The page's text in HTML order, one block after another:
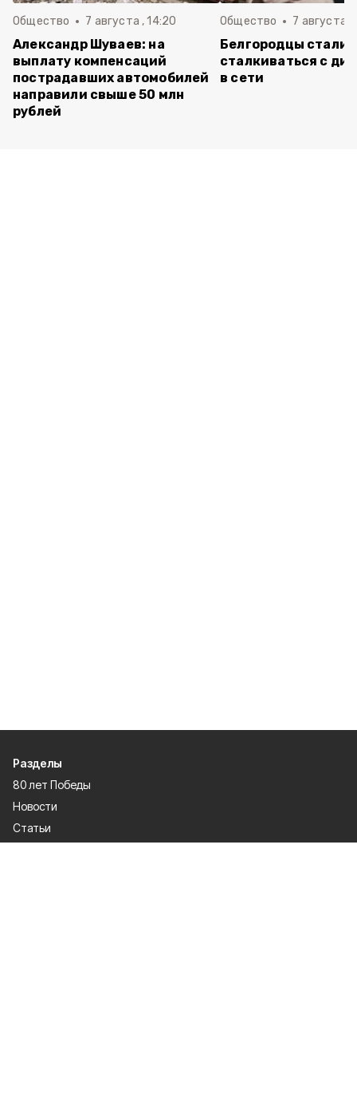
Общество 7 августа , 14:20
Александр Шуваев: на
выплату компенсаций
пострадавших автомобилей
направили свыше 50 млн
рублей
Общество 7 августа ,
Белгородцы стали
сталкиваться с
в сети
Разделы
80 лет Победы
Новости
Статьи